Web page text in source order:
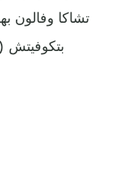
تشاكا وفالون
بتكوفيتش